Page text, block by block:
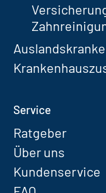
Service
Ratgeber
Über uns
Kundenservice